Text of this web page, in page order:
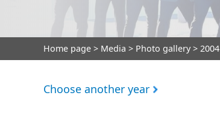
Home page > Media > Photo gallery> 2004
Choose another year